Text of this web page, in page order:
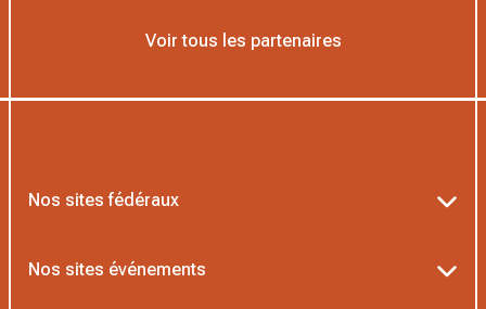
Voir tous les partenaires
Nos sites fédéraux
Nos sites événements